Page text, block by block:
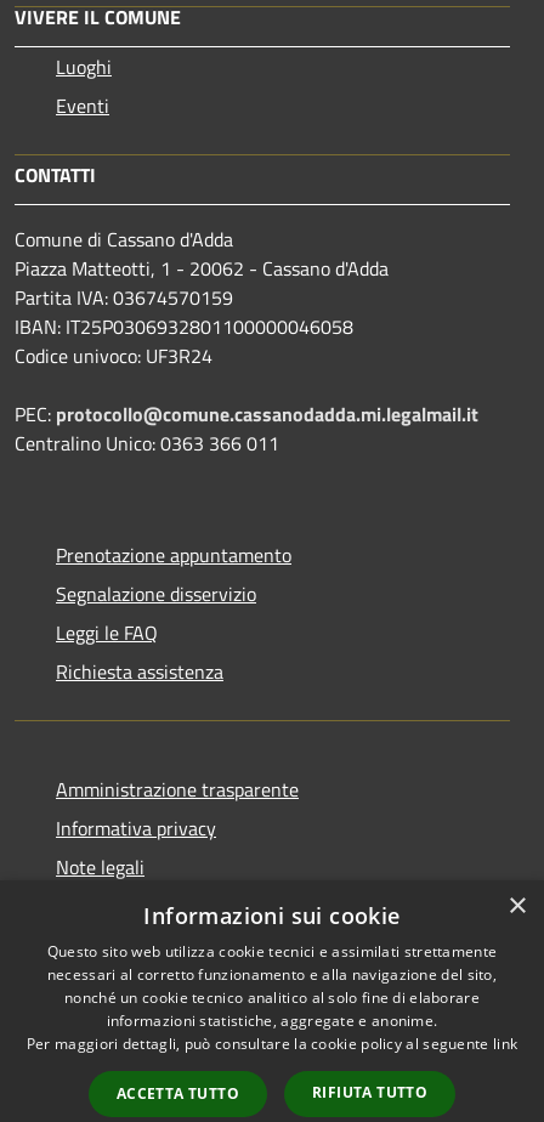
VIVERE IL COMUNE
Luoghi
Eventi
CONTATTI
Comune di Cassano d'Adda
Piazza Matteotti, 1 - 20062 - Cassano d'Adda
Partita IVA: 03674570159
IBAN: IT25P0306932801100000046058
Codice univoco: UF3R24
PEC: protocollo@comune.cassanodadda.mi.legalmail.it
Centralino Unico: 0363 366 011
Prenotazione appuntamento
Segnalazione disservizio
Leggi le FAQ
Richiesta assistenza
Amministrazione trasparente
Informativa privacy
Note legali
Dichiarazione di accessibilità
Accessibilità
Copyright © 2026 • Comune di
Cassano d'Adda • Powered by
Municipium•
Accesso
×
Informazioni sui cookie
Questo sito web utilizza cookie tecnici e assimilati strettamente
necessari al corretto funzionamento e alla navigazione del sito,
nonché un cookie tecnico analitico al solo fine di elaborare
informazioni statistiche, aggregate e anonime.
Per maggiori dettagli, può consultare la cookie policy al seguente link
ACCETTA TUTTO RIFIUTA TUTTO